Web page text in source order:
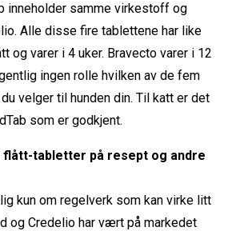
inneholder samme virkestoff og
Alle disse fire tablettene har like
og varer i 4 uker. Bravecto varer i 12
ingen rolle hvilken av de fem
velger til hunden din. Til katt er det
som er godkjent.
tabletter på resept og andre
kun om regelverk som kan virke litt
og Credelio har vært på markedet